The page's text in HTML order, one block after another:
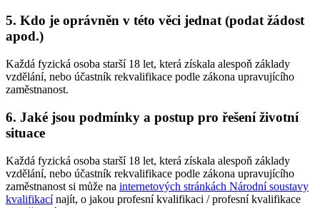
5. Kdo je oprávněn v této věci jednat (podat žádost
apod.)
Každá fyzická osoba starší 18 let, která získala alespoň základy
vzdělání, nebo účastník rekvalifikace podle zákona upravujícího
zaměstnanost.
6. Jaké jsou podmínky a postup pro řešení životní
situace
Každá fyzická osoba starší 18 let, která získala alespoň základy
vzdělání, nebo účastník rekvalifikace podle zákona upravujícího
zaměstnanost si může na internetových stránkách Národní soustavy
kvalifikacínajít, o jakou profesní kvalifikaci / profesní kvalifikace